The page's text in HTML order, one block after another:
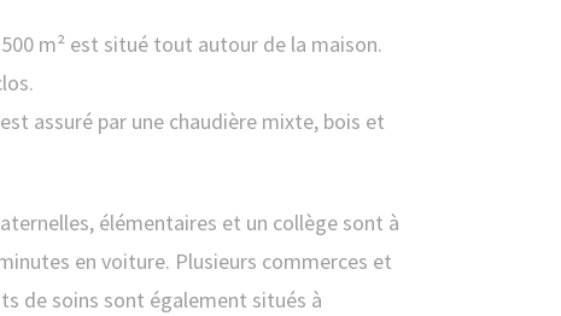
m² est situé tout autour de la maison.
assuré par une chaudière mixte, bois et
élémentaires et un collège sont à
en voiture. Plusieurs commerces et
de soins sont également situés à